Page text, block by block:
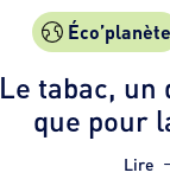
Éco’planète
Le tabac, un
que pour
Lire